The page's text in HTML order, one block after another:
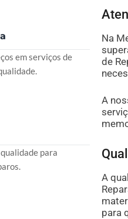
em serviços de
para
Na
de
A
A
para